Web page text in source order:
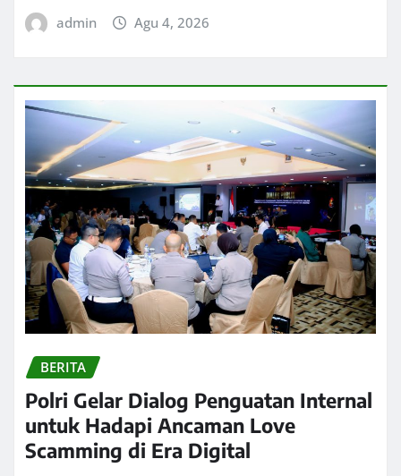
admin Agu 4, 2026
BERITA
Polri Gelar Dialog Penguatan Internal
untuk Hadapi Ancaman Love
Scamming di Era Digital